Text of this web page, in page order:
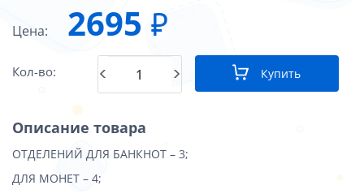
Цена: 2695 ₽
Кол-во: Купить
Описание товара
ОТДЕЛЕНИЙ ДЛЯ БАНКНОТ – 3;
ДЛЯ МОНЕТ – 4;